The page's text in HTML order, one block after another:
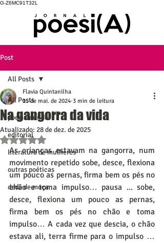
G-Z6MC91T32L
Post
All Posts
poesiamundo
editorial
literatura de mulheres
outras poéticas
dedo de moça
All Posts
Na gangorra da vida
Flavia Quintanilha
15 de mai. de 2024 3 min de leitura
Atualizado: 28 de dez. de 2025
Avaliado com NaN de 5 estrelas.
As crianças estavam na gangorra, num
movimento repetido sobe, desce, flexiona
um pouco as pernas, firma bem os pés no
chão e toma impulso… pausa ... sobe,
desce, flexiona um pouco as pernas,
firma bem os pés no chão e toma
impulso… A cada vez que descia, o chão
estava ali, terra firme para o impulso …